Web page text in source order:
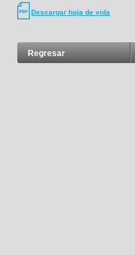
Descargar hoja de vida
Regresar